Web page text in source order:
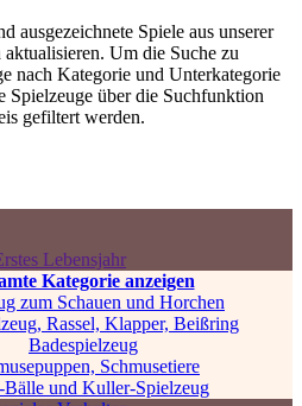
ausgezeichnete Spiele aus unserer
Um die Suche zu
nach Kategorie und Unterkategorie
Spielzeuge über die Suchfunktion
gefiltert werden.
Lebensjahr
Kategorie anzeigen
zum Schauen und Horchen
Rassel, Klapper, Beißring
Badespielzeug
Schmusetiere
und Kuller-Spielzeug